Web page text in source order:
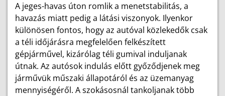
A jeges-havas úton romlik a menetstabilitás, a
havazás miatt pedig a látási viszonyok. Ilyenkor
különösen fontos, hogy az autóval közlekedők csak
a téli időjárásra megfelelően felkészített
gépjárművel, kizárólag téli gumival induljanak
útnak. Az autósok indulás előtt győződjenek meg
járművük műszaki állapotáról és az üzemanyag
mennyiségéről. A szokásosnál tankoljanak több